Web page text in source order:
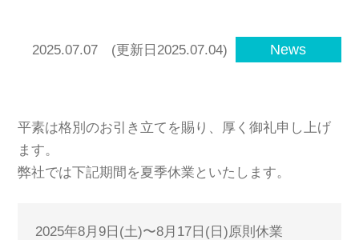
2025.07.07(更新日2025.07.04) News
平素は格別のお引き立てを賜り、厚く御礼申し上げ
ます。
弊社では下記期間を夏季休業といたします。
2025年8月9日(土)〜8月17日(日)原則休業